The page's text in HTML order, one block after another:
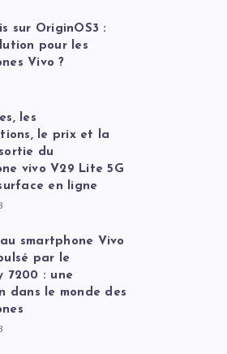
sur OriginOS3 :
pour les
Vivo ?
les
le prix et la
du
vivo V29 Lite 5G
en ligne
smartphone Vivo
par le
7200 : une
dans le monde des